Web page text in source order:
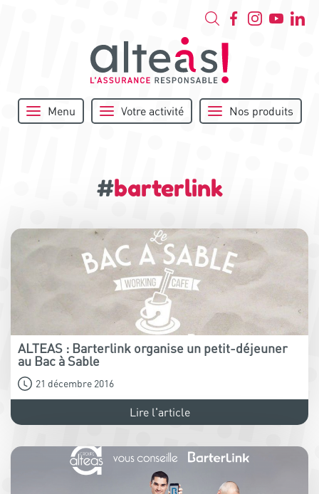
Menu Votre activité Nos produits
#barterlink
ALTEAS : Barterlink organise un petit-déjeuner
au Bac à Sable
21 décembre 2016
Lire l'article